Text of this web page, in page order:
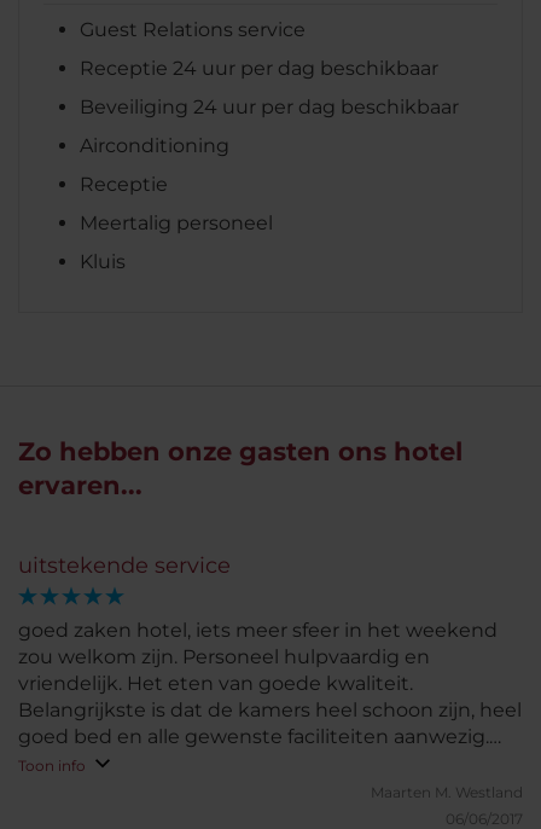
Guest Relations service
Receptie 24 uur per dag beschikbaar
Beveiliging 24 uur per dag beschikbaar
Airconditioning
Receptie
Meertalig personeel
Kluis
Zo hebben onze gasten ons hotel
ervaren...
uitstekende service
goed zaken hotel, iets meer sfeer in het weekend
zou welkom zijn. Personeel hulpvaardig en
vriendelijk. Het eten van goede kwaliteit.
Belangrijkste is dat de kamers heel schoon zijn, heel
goed bed en alle gewenste faciliteiten aanwezig.
Goed security team aanwezig. Het verkeer is nog
steeds zeer druk, volle wegen waardoor het best
Toon info
Maarten M. Westland
06/06/2017